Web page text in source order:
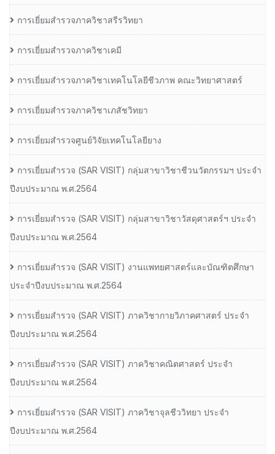
การเยี่ยมสำรวจภาควิชาสรีรวิทยา
การเยี่ยมสำรวจภาควิชาเคมี
การเยี่ยมสำรวจภาควิชาเทคโนโลยีชีวภาพ คณะวิทยาศาสตร์
การเยี่ยมสำรวจภาควิชาเภสัชวิทยา
การเยี่ยมสำรวจศูนย์วิจัยเทคโนโลยียาง
การเยี่ยมสํารวจ (SAR VISIT) กลุ่มสาขาวิชาชีวนวัตกรรมฯ ประจํา
ปีงบประมาณ พ.ศ.2564
การเยี่ยมสํารวจ (SAR VISIT) กลุ่มสาขาวิชาวัสดุศาสตร์ฯ ประจํา
ปีงบประมาณ พ.ศ.2564
การเยี่ยมสํารวจ (SAR VISIT) งานแพทยศาสตร์และบัณฑิตศึกษา
ประจําปีงบประมาณ พ.ศ.2564
การเยี่ยมสํารวจ (SAR VISIT) ภาควิชากายวิภาคศาสตร์ ประจํา
ปีงบประมาณ พ.ศ.2564
การเยี่ยมสํารวจ (SAR VISIT) ภาควิชาคณิตศาสตร์ ประจํา
ปีงบประมาณ พ.ศ.2564
การเยี่ยมสํารวจ (SAR VISIT) ภาควิชาจุลชีววิทยา ประจํา
ปีงบประมาณ พ.ศ.2564